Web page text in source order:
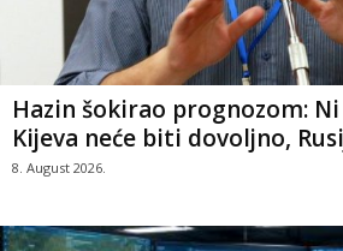
Hazin šokirao prognozom:
Kijeva neće biti dovoljno,
8. August 2026.